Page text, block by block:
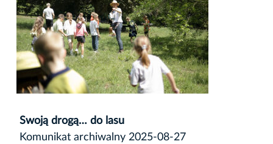
Swoją drogą… do lasu
Komunikat archiwalny 2025-08-27